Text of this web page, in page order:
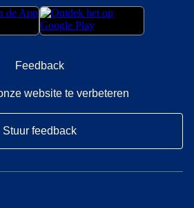
Feedback
website te verbeteren
Stuur feedback